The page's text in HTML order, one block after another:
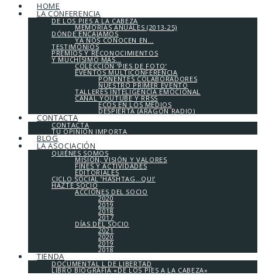
HOME
LA CONFERENCIA
DE LOS PIES A LA CABEZA
MEMORIAS ANUALES (2013-25)
DÓNDE ENCAJAMOS
YA NOS CONOCEN EN…
TESTIMONIOS
PREMIOS Y RECONOCIMIENTOS
Y MUCHÍSIMO MÁS…
COLECCIÓN ‘PIES DE FOTO’
EVENTOS MULTICONFERENCIA
PONENTES COLABORADORES
NUESTRO PRIMER EVENTO
TALLERES INTELIGENCIA EMOCIONAL
CANAL YOUTUBE Y RRSS
ECOS EN LOS MEDIOS
DESPIERTA (ARAGÓN RADIO)
CONTACTA
CONTACTA
TU OPINIÓN IMPORTA
BLOG
LA ASOCIACIÓN
QUIÉNES SOMOS
MISIÓN, VISIÓN Y VALORES
FINES Y ACTIVIDADES
EDITORIALES
CICLO SOCIAL ‘HASHTAG…QUI’
HAZTE SOCIO
ACCIONES DEL SOCIO
2020
2019
2018
2017
DÍAS DEL SOCIO
2021
2020
2019
2018
TIENDA
DOCUMENTAL L DE LIBERTAD
LIBRO BIOGRAFÍA «DE LOS PIES A LA CABEZA»